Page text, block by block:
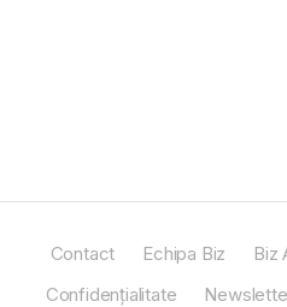
Contact Echipa Biz Biz
Confidențialitate